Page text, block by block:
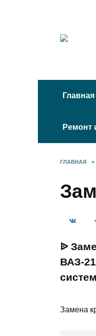
Главная
Ремонт
ГЛАВНАЯ »
ᐉ
ВАЗ-
Замена